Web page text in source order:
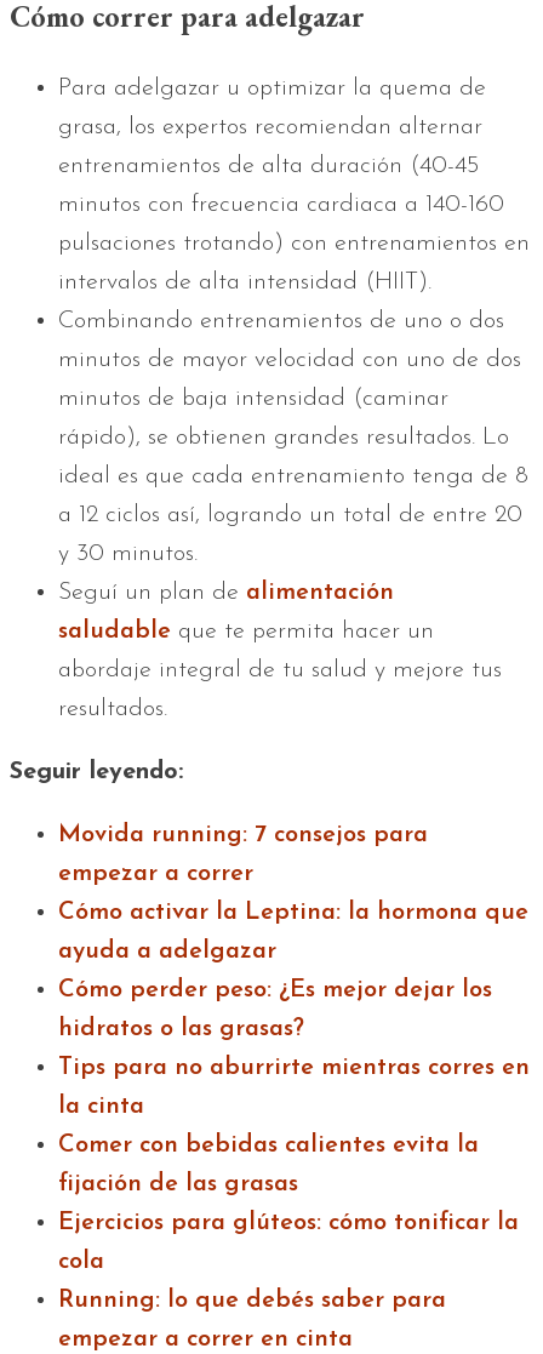
Cómo correr para adelgazar
Para adelgazar u optimizar la quema de
grasa, los expertos recomiendan alternar
entrenamientos de alta duración (40-45
minutos con frecuencia cardiaca a 140-160
pulsaciones trotando) con entrenamientos en
intervalos de alta intensidad (HIIT).
Combinando entrenamientos de uno o dos
minutos de mayor velocidad con uno de dos
minutos de baja intensidad (caminar
rápido), se obtienen grandes resultados. Lo
ideal es que cada entrenamiento tenga de 8
a 12 ciclos así, logrando un total de entre 20
y 30 minutos.
Seguí un plan de alimentación
saludable que te permita hacer un
abordaje integral de tu salud y mejore tus
resultados.
Seguir leyendo:
Movida running: 7 consejos para
empezar a correr
Cómo activar la Leptina: la hormona que
ayuda a adelgazar
Cómo perder peso: ¿Es mejor dejar los
hidratos o las grasas?
Tips para no aburrirte mientras corres en
la cinta
Comer con bebidas calientes evita la
fijación de las grasas
Ejercicios para glúteos: cómo tonificar la
cola
Running: lo que debés saber para
empezar a correr en cinta